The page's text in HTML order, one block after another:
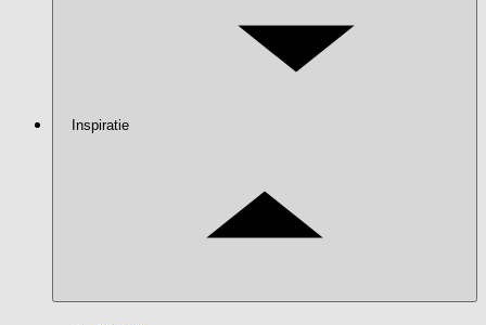
Inspiratie